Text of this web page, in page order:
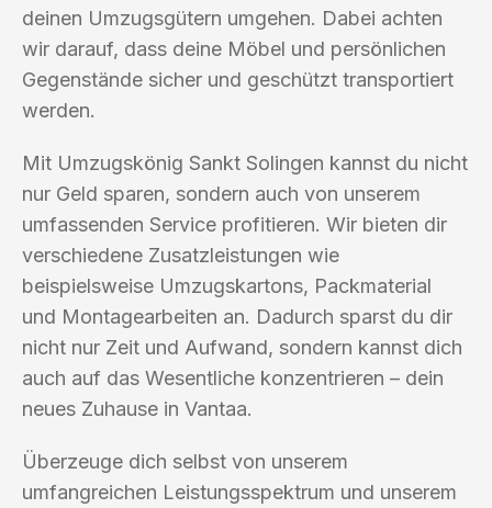
deinen Umzugsgütern umgehen. Dabei achten
wir darauf, dass deine Möbel und persönlichen
Gegenstände sicher und geschützt transportiert
werden.
Mit Umzugskönig Sankt Solingen kannst du nicht
nur Geld sparen, sondern auch von unserem
umfassenden Service profitieren. Wir bieten dir
verschiedene Zusatzleistungen wie
beispielsweise Umzugskartons, Packmaterial
und Montagearbeiten an. Dadurch sparst du dir
nicht nur Zeit und Aufwand, sondern kannst dich
auch auf das Wesentliche konzentrieren – dein
neues Zuhause in Vantaa.
Überzeuge dich selbst von unserem
umfangreichen Leistungsspektrum und unserem